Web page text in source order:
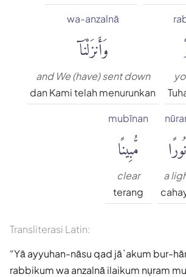
wa-anzalnā
وَأَنزَلْنَآ
and We (have) sent down
dan Kami telah menurunkan
نُورًا
a
mubīnan
مُّبِينًا
clear
terang
Transliterasi Latin:
Yā ayyuhan-nāsu qad jā`akum bur-
rabbikum wa anzalnā ilaikum nụram